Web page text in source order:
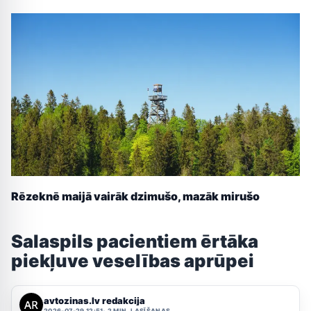
Rēzeknē maijā vairāk dzimušo, mazāk mirušo
Salaspils pacientiem ērtāka
piekļuve veselības aprūpei
avtozinas.lv redakcija